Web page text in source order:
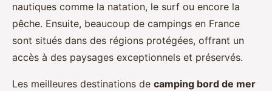
nautiques comme la natation, le surf ou encore la
pêche. Ensuite, beaucoup de campings en France
sont situés dans des régions protégées, offrant un
accès à des paysages exceptionnels et préservés.
Les meilleures destinations de camping bord de mer